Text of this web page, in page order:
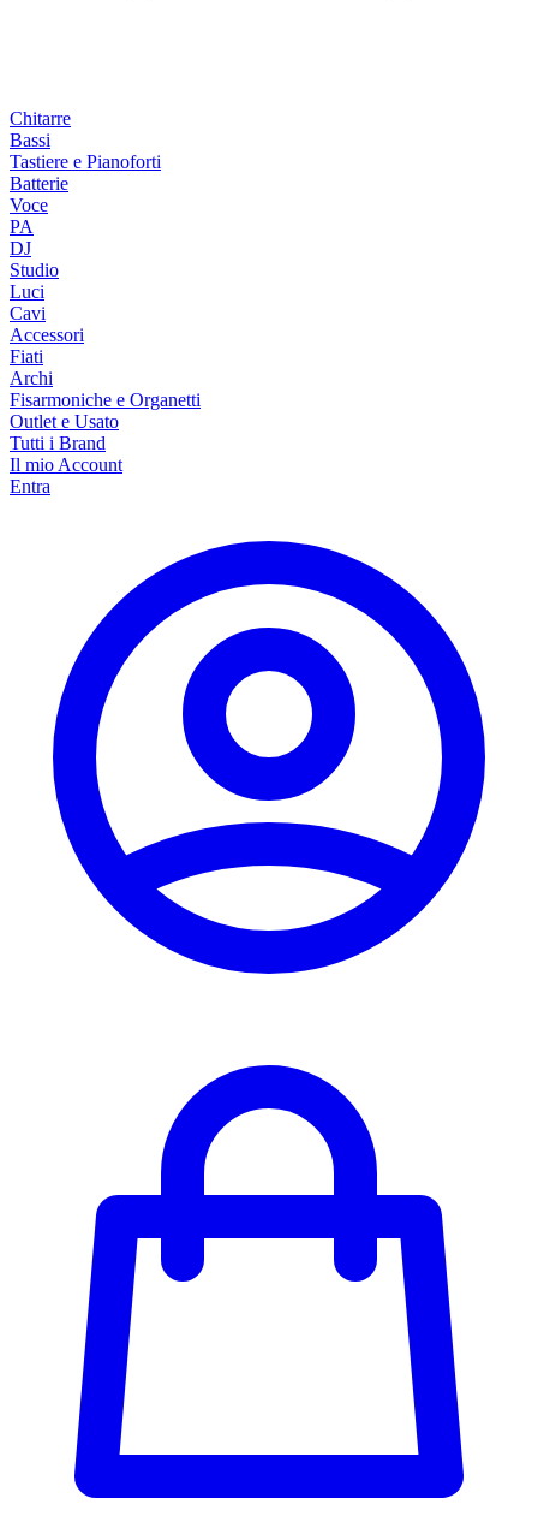
Chitarre
Bassi
Tastiere e Pianoforti
Batterie
Voce
PA
DJ
Studio
Luci
Cavi
Accessori
Fiati
Archi
Fisarmoniche e Organetti
Outlet e Usato
Tutti i Brand
Il mio Account
Entra